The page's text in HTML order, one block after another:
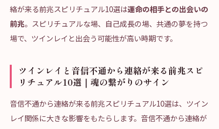
絡が来る前兆スピリチュアル10選は運命の相手との出会いの
前兆。スピリチュアルな場、自己成長の場、共通の夢を持つ
場で、ツインレイと出会う可能性が高い時期です。
ツインレイと音信不通から連絡が来る前兆スピ
リチュアル10選｜魂の繋がりのサイン
音信不通から連絡が来る前兆スピリチュアル10選は、ツイン
レイ関係に大きな影響をもたらします。音信不通から連絡が